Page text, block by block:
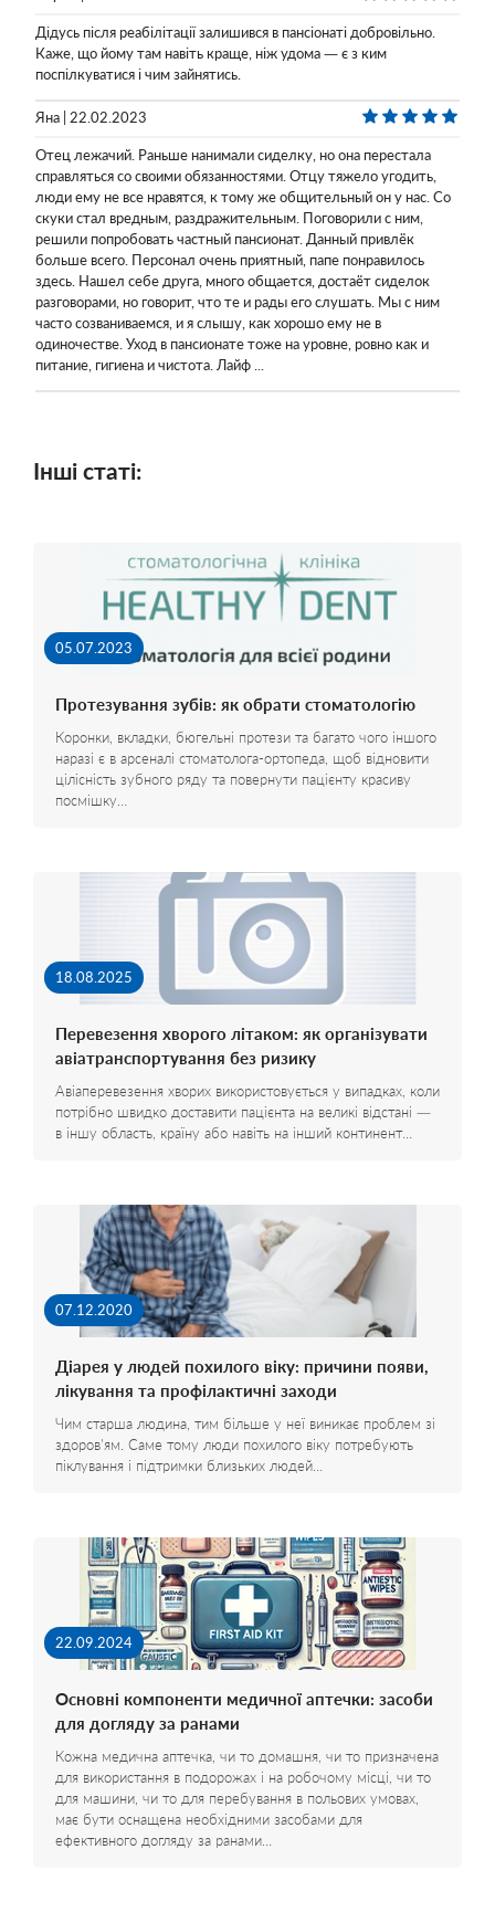
Дідусь після реабілітації залишився в пансіонаті добровільно.
Каже, що йому там навіть краще, ніж удома — є з ким
поспілкуватися і чим зайнятись.
Яна | 22.02.2023
Отец лежачий. Раньше нанимали сиделку, но она перестала
справляться со своими обязанностями. Отцу тяжело угодить,
люди ему не все нравятся, к тому же общительный он у нас. Со
скуки стал вредным, раздражительным. Поговорили с ним,
решили попробовать частный пансионат. Данный привлёк
больше всего. Персонал очень приятный, папе понравилось
здесь. Нашел себе друга, много общается, достаёт сиделок
разговорами, но говорит, что те и рады его слушать. Мы с ним
часто созваниваемся, и я слышу, как хорошо ему не в
одиночестве. Уход в пансионате тоже на уровне, ровно как и
питание, гигиена и чистота. Лайф ...
Інші статі:
05.07.2023
Протезування зубів: як обрати стоматологію
Коронки, вкладки, бюгельні протези та багато чого іншого
наразі є в арсеналі стоматолога-ортопеда, щоб відновити
цілісність зубного ряду та повернути пацієнту красиву
посмішку…
18.08.2025
Перевезення хворого літаком: як організувати
авіатранспортування без ризику
Авіаперевезення хворих використовується у випадках, коли
потрібно швидко доставити пацієнта на великі відстані —
в іншу область, країну або навіть на інший континент…
07.12.2020
Діарея у людей похилого віку: причини появи,
лікування та профілактичні заходи
Чим старша людина, тим більше у неї виникає проблем зі
здоров'ям. Саме тому люди похилого віку потребують
піклування і підтримки близьких людей…
22.09.2024
Основні компоненти медичної аптечки: засоби
для догляду за ранами
Кожна медична аптечка, чи то домашня, чи то призначена
для використання в подорожах і на робочому місці, чи то
для машини, чи то для перебування в польових умовах,
має бути оснащена необхідними засобами для
ефективного догляду за ранами…